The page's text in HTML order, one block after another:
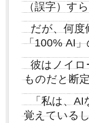
（誤字）す
だが、何
「100% AI
彼はノイロ
ものだと断
「私は、
覚えている